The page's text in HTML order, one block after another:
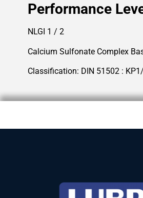
Performance
NLGI 1 / 2
Calcium Sulfonate Complex
Classification: DIN 51502 :